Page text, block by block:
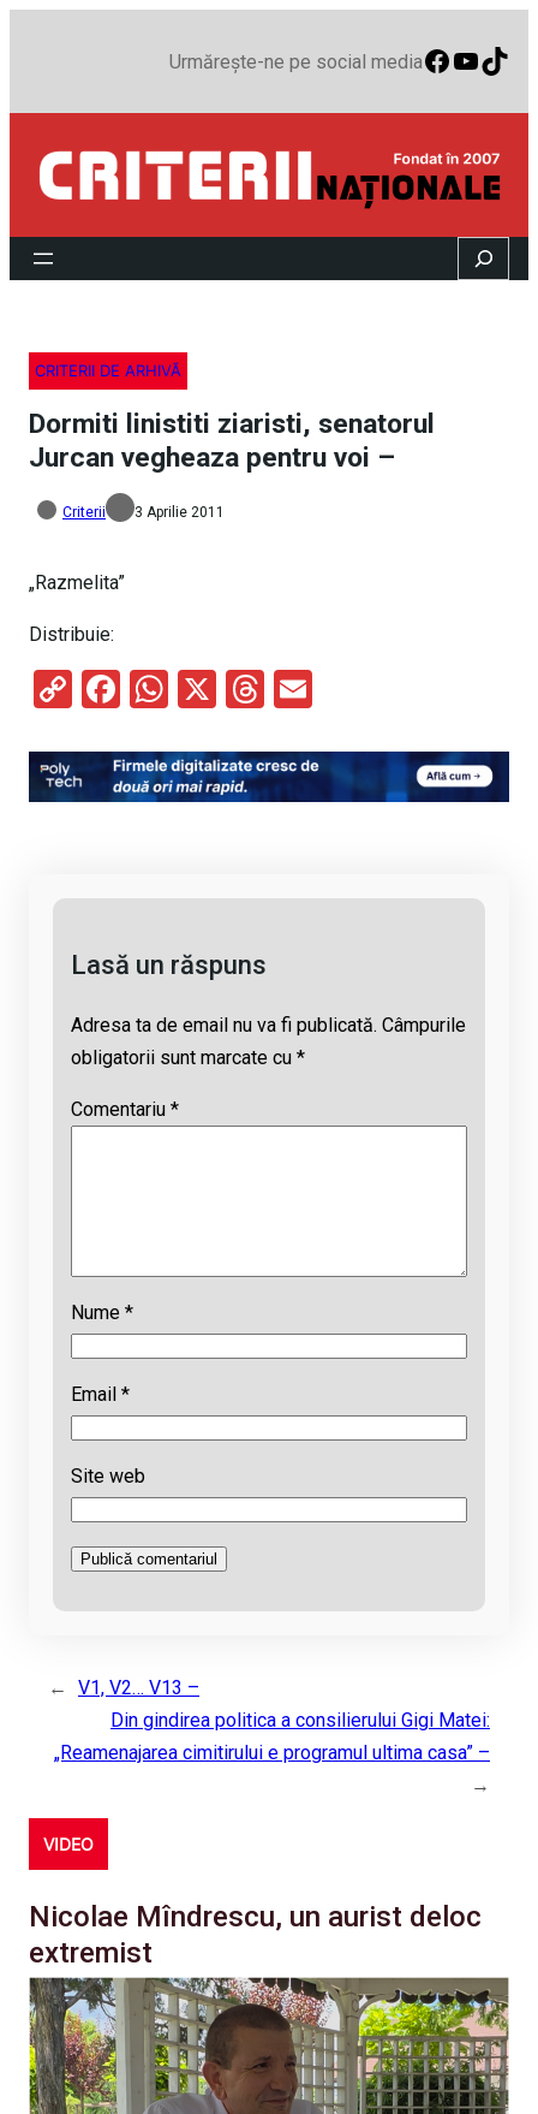
Urmărește-ne pe social media
Search
CRITERII DE ARHIVĂ
Dormiti linistiti ziaristi, senatorul
Jurcan vegheaza pentru voi –
Criterii 3 Aprilie 2011
„Razmelita”
Distribuie:
C
py
Li
F
ce
b
W
at
s
X
T
e
a
ail
Lasă un răspuns
Adresa ta de email nu va fi publicată. Câmpurile
obligatorii sunt marcate cu *
Comentariu *
Nume *
Email *
Site web
←
V1, V2… V13 –
Din gindirea politica a consilierului Gigi Matei:
„Reamenajarea cimitirului e programul ultima casa” –
→
VIDEO
Nicolae Mîndrescu, un aurist deloc
extremist